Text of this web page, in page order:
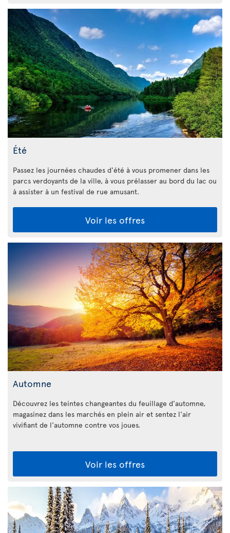
Été
Passez les journées chaudes d'été à vous promener dans les
parcs verdoyants de la ville, à vous prélasser au bord du lac ou
à assister à un festival de rue amusant.
Voir les offres
Automne
Découvrez les teintes changeantes du feuillage d'automne,
magasinez dans les marchés en plein air et sentez l'air
vivifiant de l'automne contre vos joues.
Voir les offres